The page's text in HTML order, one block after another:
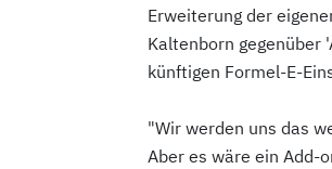
Erweiterung der
Kaltenborn gegenüber
künftigen Formel-E-
"Wir werden uns das
Aber es wäre ein Add-